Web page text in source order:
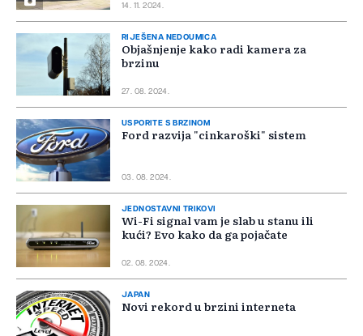
14. 11. 2024.
RIJEŠENA NEDOUMICA
Objašnjenje kako radi kamera za
brzinu
27. 08. 2024.
USPORITE S BRZINOM
Ford razvija "cinkaroški" sistem
03. 08. 2024.
JEDNOSTAVNI TRIKOVI
Wi-Fi signal vam je slab u stanu ili
kući? Evo kako da ga pojačate
02. 08. 2024.
JAPAN
Novi rekord u brzini interneta